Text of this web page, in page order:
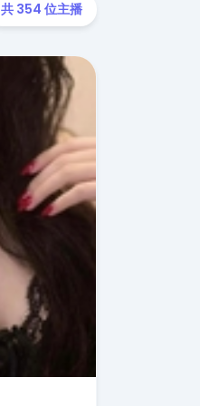
共 354 位主播